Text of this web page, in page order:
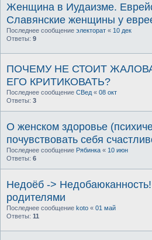
Женщина в Иудаизме.
Славянские женщины у
Последнее сообщение электорат « 10 дек
Ответы: 9
ПОЧЕМУ НЕ СТОИТ
ЕГО КРИТИКОВАТЬ?
Последнее сообщение СВед « 08 окт
Ответы: 3
О женском здоровье
почувствовать себя
Последнее сообщение Рябинка « 10 июн
Ответы: 6
Недоёб ->
родителями
Последнее сообщение koto « 01 май
Ответы: 11